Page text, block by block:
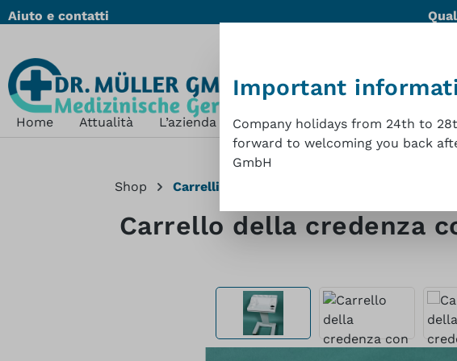
al contenuto principale
Salta alla ricerca
Passa alla navigazione principale
Aiuto e contatti
Home Attualità L’azienda Shop Sostenibilità Team
Shop Carrelli e supporto monitor
Carrello della credenza
Salta la galleria di immagini
Important
Company holidays from 24th to
forward to welcoming you back
GmbH